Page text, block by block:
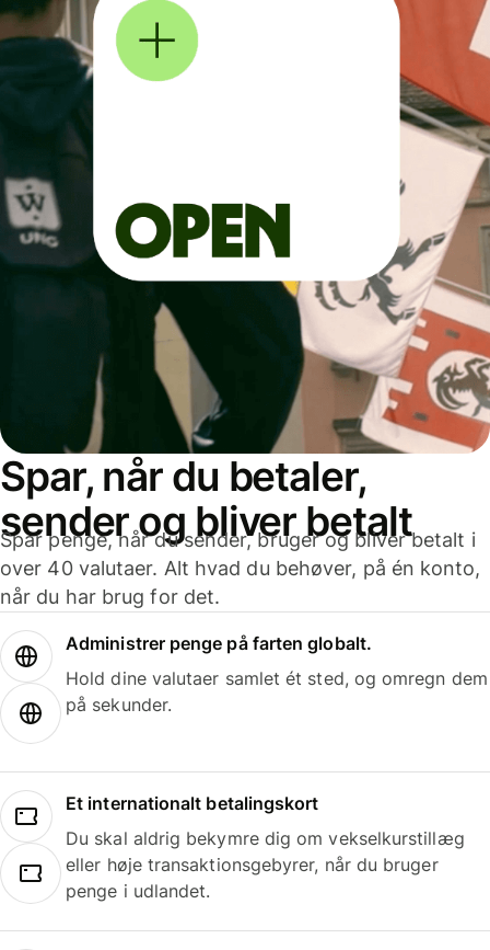
Spar, når du betaler,
sender og bliver betalt
Spar penge, når du sender, bruger og bliver betalt i
over 40 valutaer. Alt hvad du behøver, på én konto,
når du har brug for det.
Administrer penge på farten globalt.
Hold dine valutaer samlet ét sted, og omregn dem
på sekunder.
Et internationalt betalingskort
Du skal aldrig bekymre dig om vekselkurstillæg
eller høje transaktionsgebyrer, når du bruger
penge i udlandet.